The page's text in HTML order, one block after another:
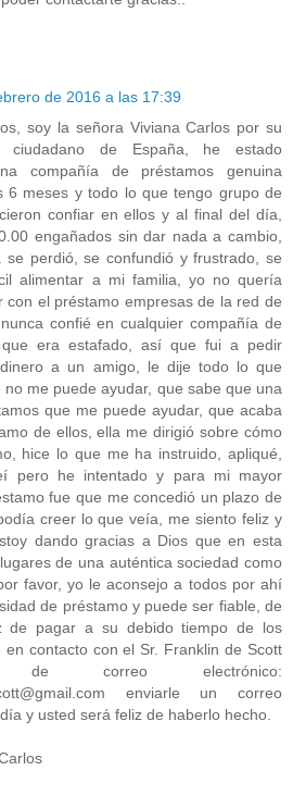
de 2016 a las 17:39
soy la señora Viviana Carlos por su
ciudadano de España, he estado
compañía de préstamos genuina
6 meses y todo lo que tengo grupo de
confiar en ellos y al final del día,
engañados sin dar nada a cambio,
se perdió, se confundió y frustrado, se
alimentar a mi familia, yo no quería
con el préstamo empresas de la red de
confié en cualquier compañía de
que era estafado, así que fui a pedir
a un amigo, le dije todo lo que
me puede ayudar, que sabe que una
que me puede ayudar, que acaba
de ellos, ella me dirigió sobre cómo
hice lo que me ha instruido, apliqué,
pero he intentado y para mi mayor
fue que me concedió un plazo de
creer lo que veía, me siento feliz y
dando gracias a Dios que en esta
de una auténtica sociedad como
favor, yo le aconsejo a todos por ahí
de préstamo y puede ser fiable, de
de pagar a su debido tiempo de los
contacto con el Sr. Franklin de Scott
correo electrónico:
enviarle un correo
y usted será feliz de haberlo hecho.